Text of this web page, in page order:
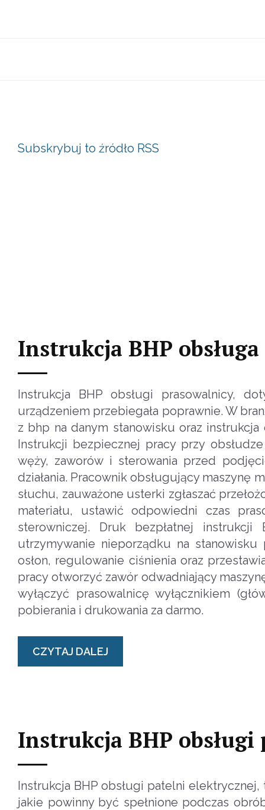
Subskrybuj to źródło RSS
Instrukcja BHP
Instrukcja BHP obsługi prasowalnicy,
urządzeniem przebiegała poprawnie. W
z bhp na danym stanowisku oraz
Instrukcji bezpiecznej pracy przy
węży, zaworów i sterowania przed
działania. Pracownik obsługujący maszynę
słuchu, zauważone usterki zgłaszać
materiału, ustawić odpowiedni czas
sterowniczej. Druk bezpłatnej
utrzymywanie nieporządku na
osłon, regulowanie ciśnienia oraz
pracy otworzyć zawór odwadniający
wyłączyć prasowalnicę wyłącznikiem
pobierania i drukowania za darmo.
CZYTAJ DALEJ
Instrukcja BHP
Instrukcja BHP obsługi patelni
jakie powinny być spełnione podczas